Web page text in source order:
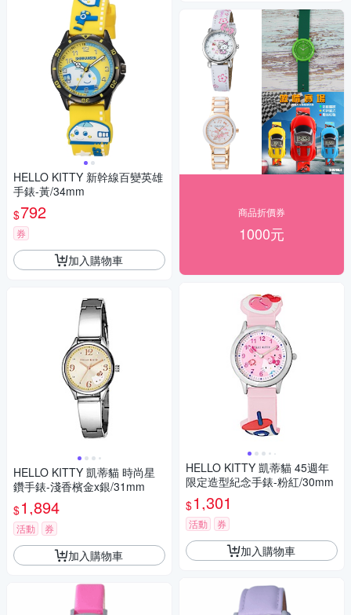
HELLO KITTY 新幹線百變英雄
手錶-黃/34mm
$792
券
加入購物車
HELLO KITTY 凱蒂貓 時尚星
鑽手錶-淺香檳金x銀/31mm
$1,894
活動 券
加入購物車
商品折價券
1000元
HELLO KITTY 凱蒂貓 45週年
限定造型紀念手錶-粉紅/30mm
$1,301
活動 券
加入購物車